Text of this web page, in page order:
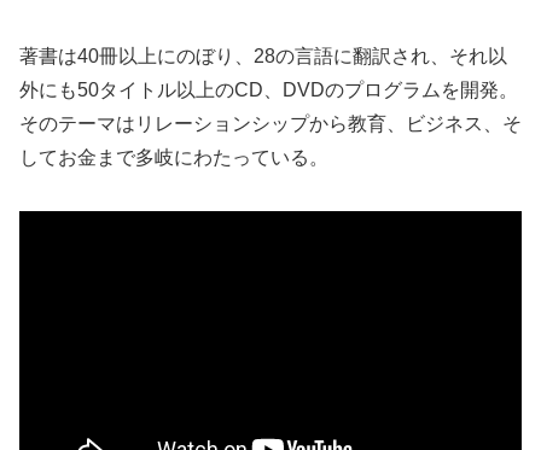
著書は40冊以上にのぼり、28の言語に翻訳され、それ以
外にも50タイトル以上のCD、DVDのプログラムを開発。
そのテーマはリレーションシップから教育、ビジネス、そ
してお金まで多岐にわたっている。